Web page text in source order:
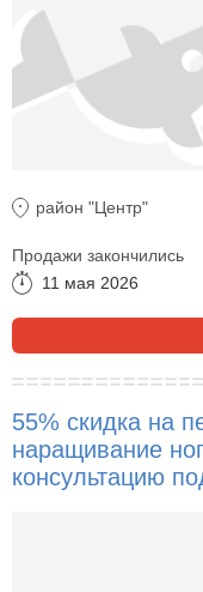
район "Центр"
Продажи закончились
11 мая 2026
55% скидка на
наращивание
консультацию